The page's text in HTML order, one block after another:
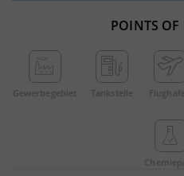
POINTS OF
Gewerbe­gebiet Tankstelle